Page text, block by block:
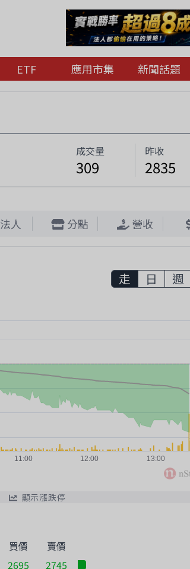
ETF 應用市集 新聞話題
成交量
309
昨收
2835
法人 分點 營收
走 日 週
顯示漲跌停
買價
2695
賣價
2745